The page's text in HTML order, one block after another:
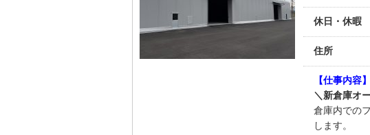
休日・休暇
住所
【仕事内容】
＼新倉庫オ
倉庫内での
します。